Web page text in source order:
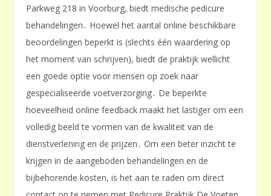
Parkweg 218 in Voorburg, biedt medische pedicure
behandelingen․ Hoewel het aantal online beschikbare
beoordelingen beperkt is (slechts één waardering op
het moment van schrijven), biedt de praktijk wellicht
een goede optie voor mensen op zoek naar
gespecialiseerde voetverzorging․ De beperkte
hoeveelheid online feedback maakt het lastiger om een
volledig beeld te vormen van de kwaliteit van de
dienstverlening en de prijzen․ Om een beter inzicht te
krijgen in de aangeboden behandelingen en de
bijbehorende kosten, is het aan te raden om direct